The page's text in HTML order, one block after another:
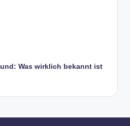
Was wirklich bekannt ist